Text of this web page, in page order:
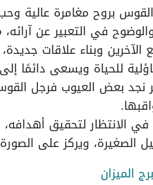
بروح مغامرة عالية
في التعبير عن
الآخرين وبناء علاقات
للحياة ويسعى دائمًا
نجد بعض العيوب فرجل
الانتظار لتحقيق
الصغيرة، ويركز على
الميزان